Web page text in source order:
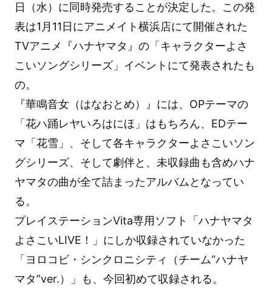
日（水）に同時発売することが決定した。
この発
表は1月11日にアニメイト横浜店にて開催された
TVアニメ『ハナヤマタ』の「キャラクターよさ
こいソングシリーズ」イベントにて発表されたも
の。
『華鳴音女（はなおとめ）』には、OPテーマの
「花ハ踊レヤいろはにほ」はもちろん、EDテー
マ「花雪」、そして各キャラクターよさこいソン
グシリーズ、そして劇伴と、未収録曲も含めハナ
ヤマタの曲が全て詰まったアルバムとなってい
る。
プレイステーションVita専用ソフト「ハナヤマタ
よさこいLIVE！」にしか収録されていなかった
「ヨロコビ・シンクロニシティ（チーム“ハナヤ
マタ”ver.）」も、今回初めて収録される。